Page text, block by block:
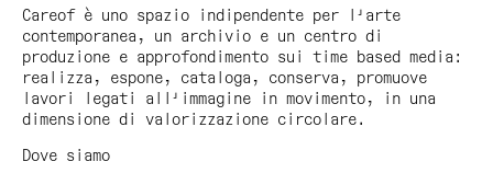
Careof è uno spazio indipendente per l'arte
contemporanea, un archivio e un centro di
produzione e approfondimento sui time based media:
realizza, espone, cataloga, conserva, promuove
lavori legati all'immagine in movimento, in una
dimensione di valorizzazione circolare.
Dove siamo